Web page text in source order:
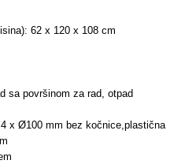
62 x 120 x 108 cm
sa površinom za rad, otpad
x Ø100 mm bez kočnice,plastična